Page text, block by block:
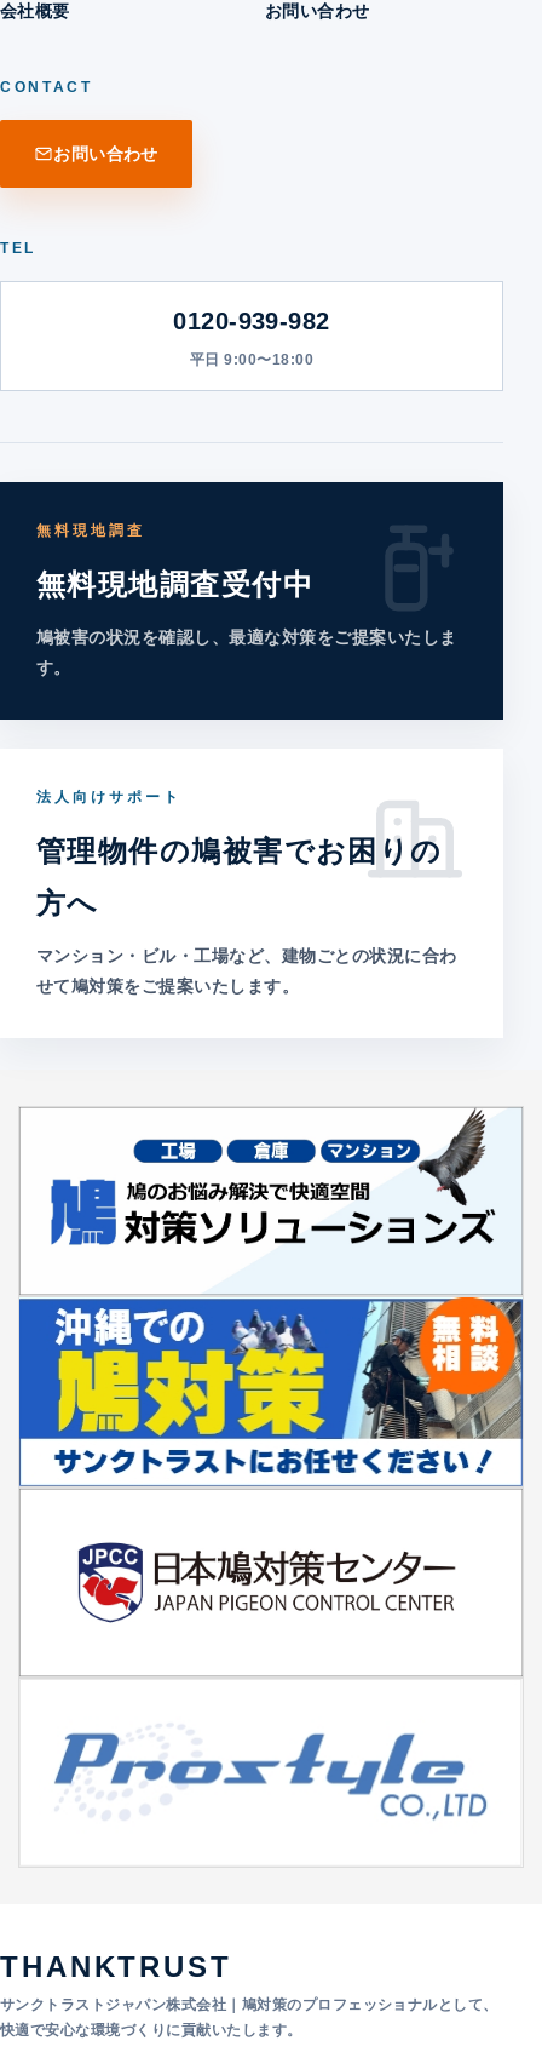
会社概要 お問い合わせ
CONTACT
お問い合わせ
TEL
0120-939-982
平日 9:00〜18:00
無料現地調査
無料現地調査受付中
鳩被害の状況を確認し、最適な対策をご提案いたしま
す。
法人向けサポート
管理物件の鳩被害でお困りの
方へ
マンション・ビル・工場など、建物ごとの状況に合わ
せて鳩対策をご提案いたします。
THANKTRUST
サンクトラストジャパン株式会社｜鳩対策のプロフェッショナルとして、
快適で安心な環境づくりに貢献いたします。